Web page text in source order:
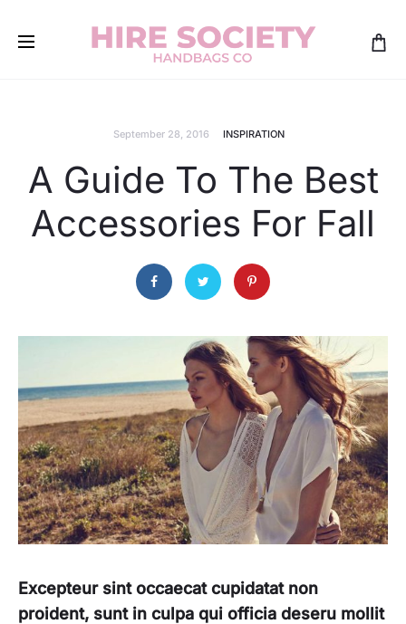
September 28, 2016 INSPIRATION
A Guide To The Best
Accessories For Fall
Excepteur sint occaecat cupidatat non
proident, sunt in culpa qui officia deseru mollit